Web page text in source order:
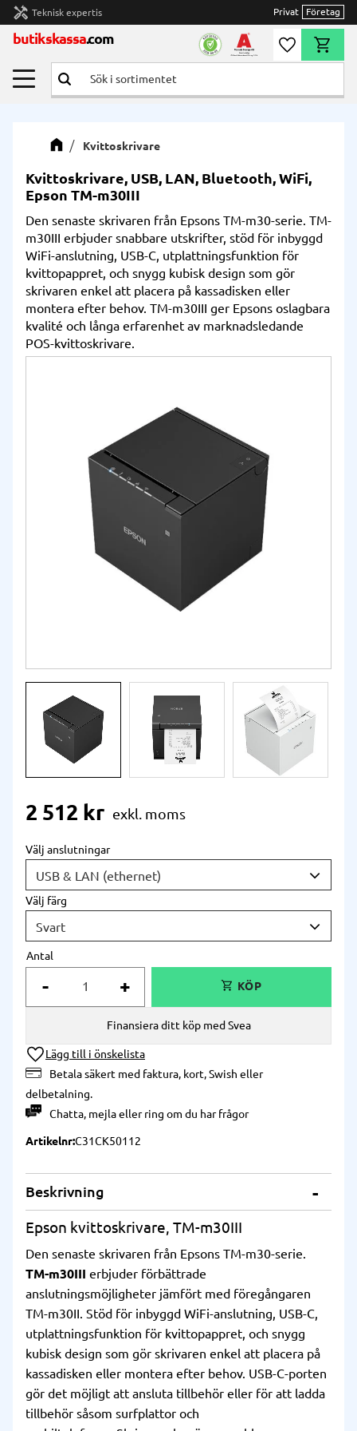
Meny
handyman Teknisk expertis Privat Företag
butikskassa.com Önskelista
Kvittoskrivare
Kvittoskrivare, USB, LAN, Bluetooth, WiFi,
Epson TM-m30III
Den senaste skrivaren från Epsons TM-m30-serie. TM-
m30III erbjuder snabbare utskrifter, stöd för inbyggd
WiFi-anslutning, USB-C, utplattningsfunktion för
kvittopappret, och snygg kubisk design som gör
skrivaren enkel att placera på kassadisken eller
montera efter behov. TM-m30III ger Epsons oslagbara
kvalité och långa erfarenhet av marknadsledande
POS-kvittoskrivare.
2 512 kr
Välj anslutningar
Välj färg
Antal
+
-
Lägg till i önskelista
Betala säkert med faktura, kort, Swish eller
delbetalning.
Chatta, mejlaellerring om du har frågor
Finansiera ditt köp med Svea
ArtikelnrC31CK50112
Beskrivning
Epson kvittoskrivare, TM-m30III
Den senaste skrivaren från Epsons TM-m30-serie.
TM-m30III erbjuder förbättrade
anslutningsmöjligheter jämfört med föregångaren
TM-m30II. Stöd för inbyggd WiFi-anslutning, USB-C,
utplattningsfunktion för kvittopappret, och snygg
kubisk design som gör skrivaren enkel att placera på
kassadisken eller montera efter behov. USB-C-porten
gör det möjligt att ansluta tillbehör eller för att ladda
tillbehör såsom surfplattor och